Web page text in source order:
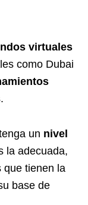
virtuales
como Dubai
.
un nivel
la adecuada,
que tienen la
base de